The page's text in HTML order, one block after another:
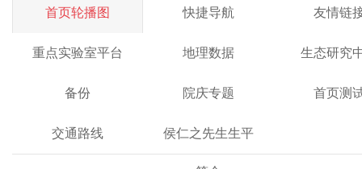
首页轮播图 快捷导航 友情链
重点实验室平台 地理数据 生态研究
备份 院庆专题 首页测
交通路线 侯仁之先生生平